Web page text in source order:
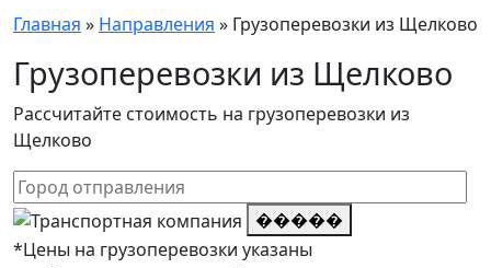
Главная » Направления » Грузоперевозки из Щелково
Грузоперевозки из Щелково
Рассчитайте стоимость на грузоперевозки из
Щелково
�����
*Цены на грузоперевозки указаны